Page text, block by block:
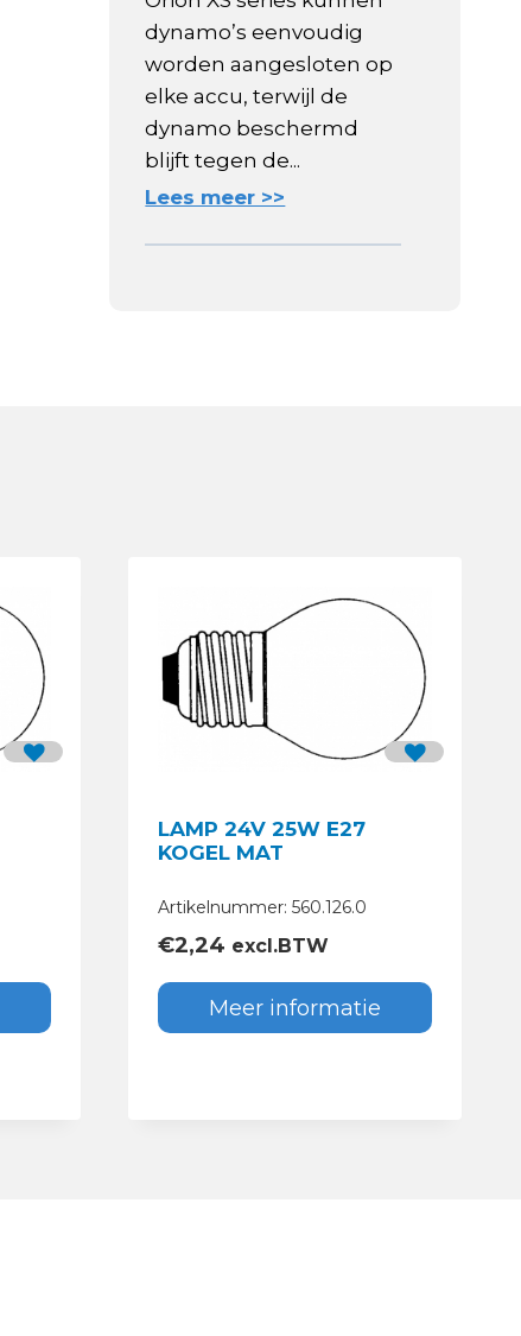
dynamo’s eenvoudig
worden aangesloten op
elke accu, terwijl de
dynamo beschermd
blijft tegen de...
Lees meer >>
LAMP 24V 25W E27
KOGEL MAT
Artikelnummer: 560.126.0
€2,24 excl.BTW
Meer informatie